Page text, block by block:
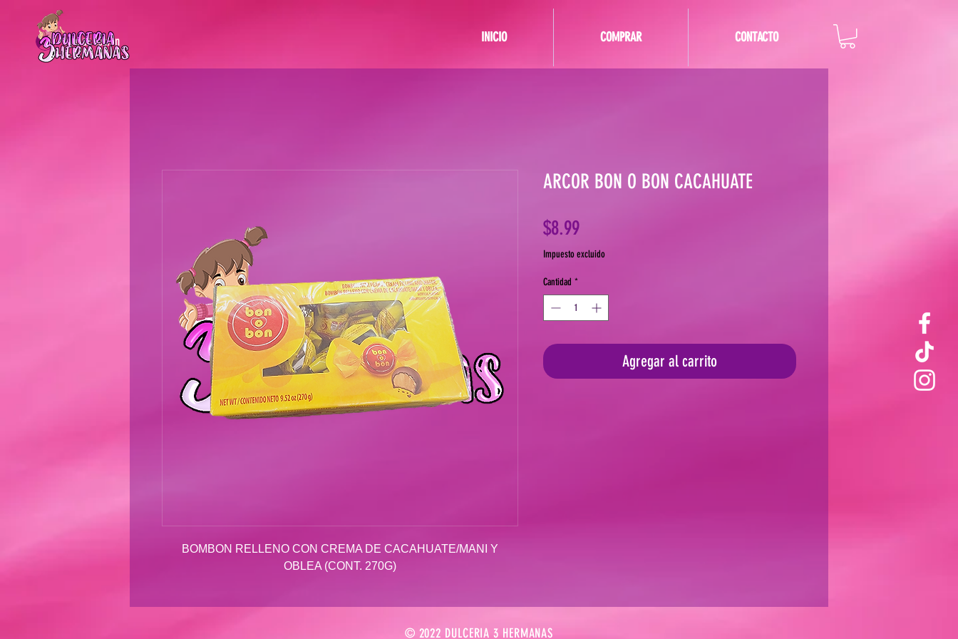
INICIO COMPRAR CONTACTO
Iniciar sesión
BOMBON RELLENO CON CREMA DE CACAHUATE/MANI Y
OBLEA (CONT. 270G)
ARCOR BON O BON CACAHUATE
$8.99Precio
Impuesto excluido
Cantidad *
Agregar al carrito
© 2022 DULCERIA 3 HERMANAS